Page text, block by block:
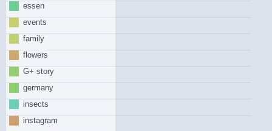
essen
events
family
flowers
G+ story
germany
insects
instagram